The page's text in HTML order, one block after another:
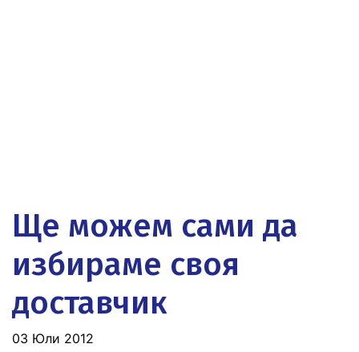
Ще можем сами да
избираме своя
доставчик
03 Юли 2012